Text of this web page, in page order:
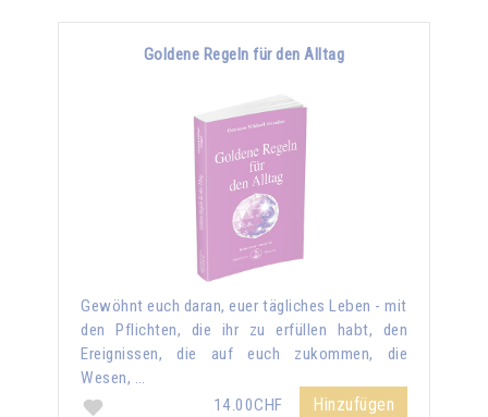
Goldene Regeln für den Alltag
Gewöhnt euch daran, euer tägliches Leben - mit
den Pflichten, die ihr zu erfüllen habt, den
Ereignissen, die auf euch zukommen, die
Wesen, …
14.00CHF
Hinzufügen